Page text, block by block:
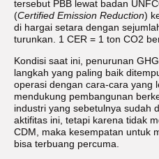
tersebut PBB lewat badan
(Certified Emission Reduction)
di hargai setara dengan
turunkan. 1 CER = 1 ton CO2
Kondisi saat ini, penurunan
langkah yang paling baik
operasi dengan cara-cara yang
mendukung pembangunan
industri yang sebetulnya sudah
aktifitas ini, tetapi karena tidak
CDM, maka kesempatan untuk
bisa terbuang percuma.